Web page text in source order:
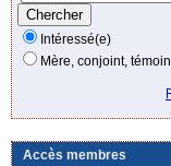
Intéressé(e)
Mère, conjoint,
Accès membres